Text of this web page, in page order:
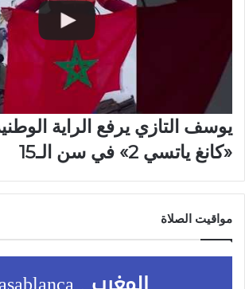
يوسف التازي يرفع الراية
«كانغ ياتسي 2» في سن الـ15
مواقيت الصلاة